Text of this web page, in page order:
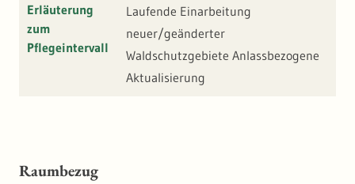
Erläuterung
zum
Pflegeintervall
Laufende Einarbeitung
neuer/geänderter
Waldschutzgebiete Anlassbezogene
Aktualisierung
Raumbezug